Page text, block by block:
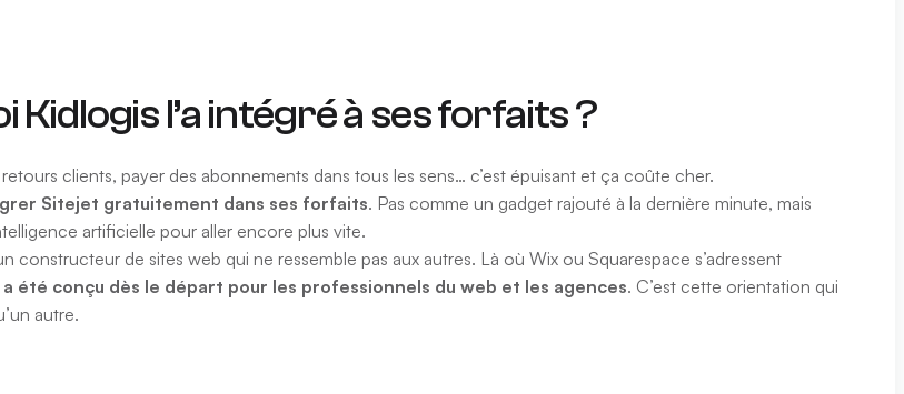
l’a intégré à ses forfaits ?
clients, payer des abonnements dans tous les sens… c’est épuisant et ça coûte cher.
Sitejet gratuitement dans ses forfaits. Pas comme un gadget rajouté à la dernière minute, mais
artificielle pour aller encore plus vite.
de sites web qui ne ressemble pas aux autres. Là où Wix ou Squarespace s’adressent
été conçu dès le départ pour les professionnels du web et les agences. C’est cette orientation qui
autre.